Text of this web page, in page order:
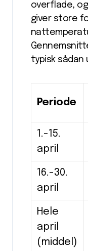
overflade,
giver store
typisk sådan
Periode
1.-15.
april
16.-30.
april
Hele
april
(middel)